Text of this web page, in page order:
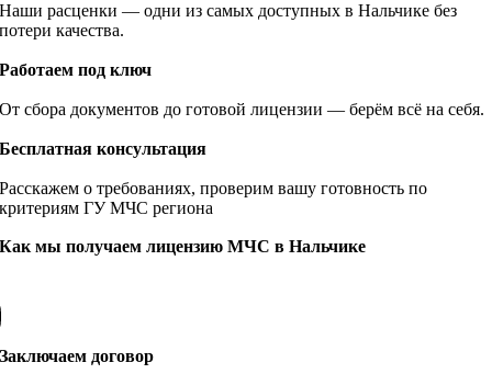
Наши расценки — одни из самых доступных в Нальчике без
потери качества.
Работаем под ключ
От сбора документов до готовой лицензии — берём всё на себя.
Бесплатная консультация
Расскажем о требованиях, проверим вашу готовность по
критериям ГУ МЧС региона
Как мы получаем лицензию МЧС в Нальчике
Заключаем договор